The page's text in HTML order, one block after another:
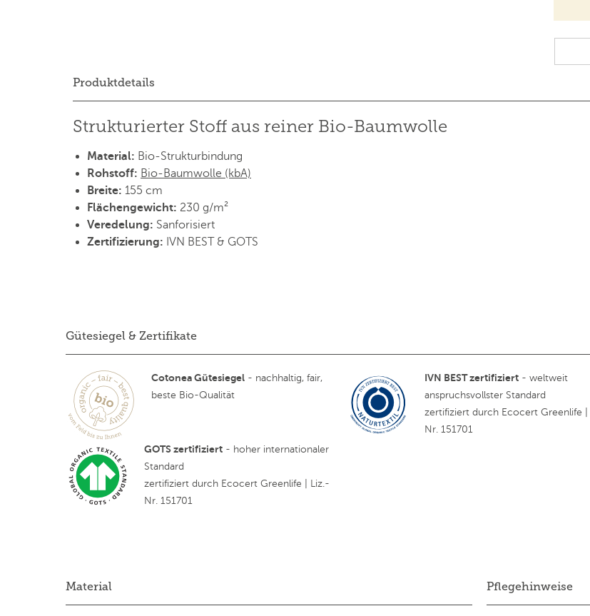
Produktdetails
Strukturierter Stoff aus reiner Bio-Baumwolle
Material: Bio-Strukturbindung
Rohstoff: Bio-Baumwolle (kbA)
Breite: 155 cm
Flächengewicht: 230 g/m²
Veredelung: Sanforisiert
Zertifizierung: IVN BEST & GOTS
Gütesiegel & Zertifikate
Cotonea Gütesiegel - nachhaltig, fair,
beste Bio-Qualität
IVN BEST zertifiziert - weltweit
anspruchsvollster Standard
zertifiziert durch Ecocert Greenlife |
Nr. 151701
GOTS zertifiziert - hoher internationaler
Standard
zertifiziert durch Ecocert Greenlife | Liz.-
Nr. 151701
Material Pflegehinweise